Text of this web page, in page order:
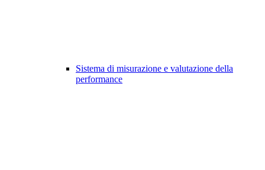
Sistema di misurazione e valutazione della
performance